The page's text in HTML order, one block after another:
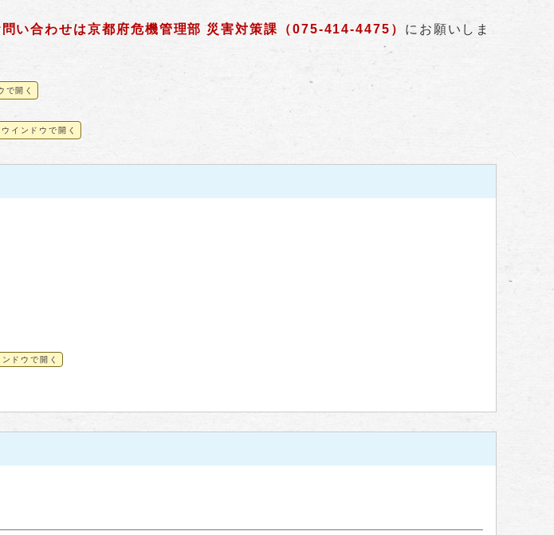
い合わせは京都府危機管理部 災害対策課（075‐414‐4475） にお願いしま
で開く
ウインドウで開く
ドウで開く